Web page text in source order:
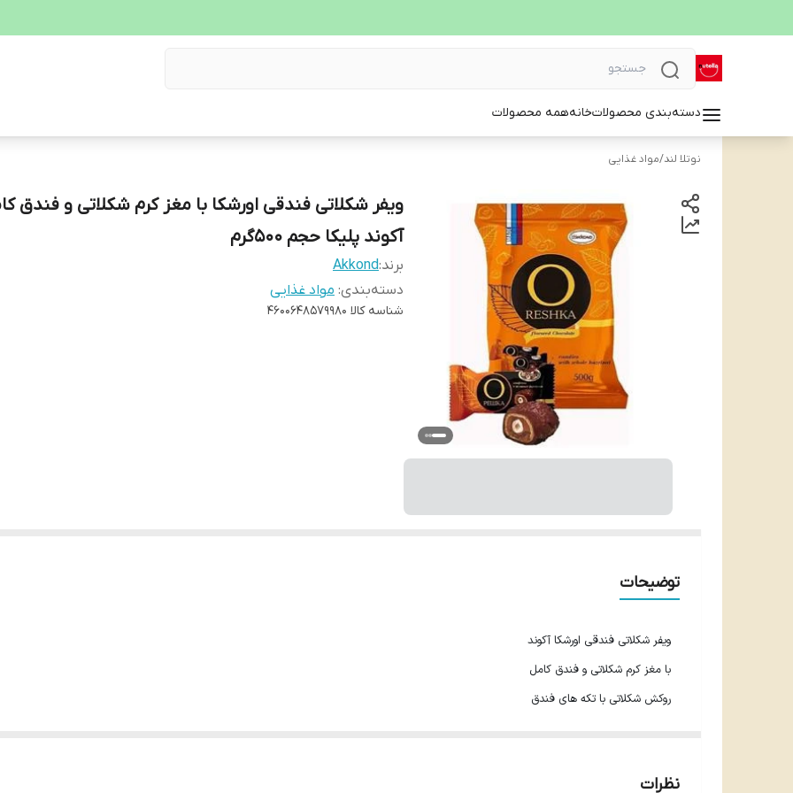
دسته‌بندی محصولاتخانههمه محصولات
نوتلا لند/مواد غذایی
ویفر شکلاتی فندقی اورشکا با مغز کرم شکلاتی و فندق
آکوند پلیکا حجم ۵۰۰گرم
برند:Akkond
دسته‌بندی: مواد غذایی
شناسه کالا 4600648579980
توضیحات
ویفر شکلاتی فندقی اورشکا آکوند
با مغز کرم شکلاتی و فندق کامل
روکش شکلاتی با تکه های فندق
طراحی و بسته بندی زیبا
نظرات